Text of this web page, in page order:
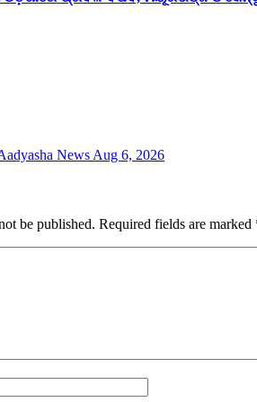
News Aug 6, 2026
be published. Required fields are marked